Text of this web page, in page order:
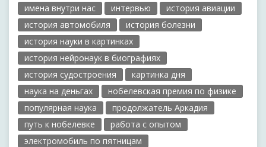
имена внутри нас
интервью
история авиации
история автомобиля
история болезни
история науки в картинках
история нейронаук в биографиях
история судостроения
картинка дня
наука на деньгах
нобелевская премия по физике
популярная наука
продолжатель Аркадия
путь к нобелевке
работа с опытом
электромобиль по пятницам